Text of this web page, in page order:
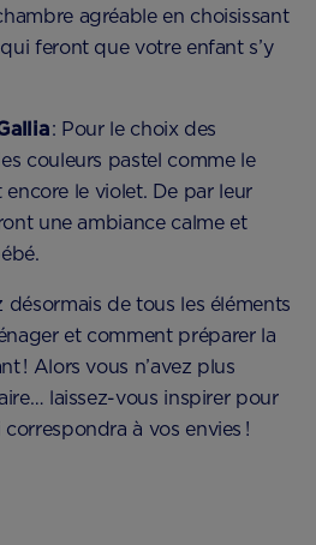
agréable en choisissant
feront que votre enfant s’y
: Pour le choix des
couleurs pastel comme le
encore le violet. De par leur
une ambiance calme et
désormais de tous les éléments
et comment préparer la
! Alors vous n’avez plus
laissez-vous inspirer pour
à vos envies !